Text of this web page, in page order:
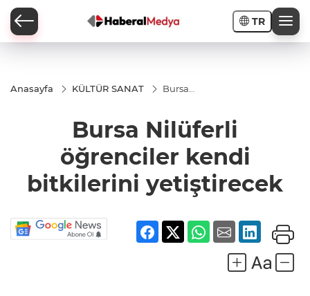
TR
Anasayfa KÜLTÜR SANAT
Bursa
kendi
bitkilerini
Bursa Nilüferli
öğrenciler kendi
bitkilerini yetiştirecek